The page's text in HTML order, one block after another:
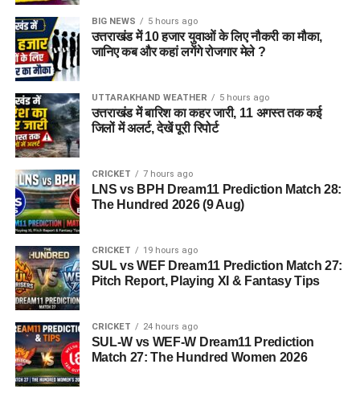
राज्य आपदा प्रबंधन तंत्र और जिला प्रशासन को संवेदनशील इलाकों में
सतर्क रहने के निर्देश दिए गए हैं। साथ ही भूस्खलन संभावित क्षेत्रों पर
लगातार निगरानी रखी जा रही है, ताकि किसी भी आपात स्थिति से समय
रहते निपटा जा सके।
मौसम विभाग और प्रशासन की ताजा
एडवाइजरी देखने की अपील
प्रशासन ने चारधाम यात्रा पर जाने वाले श्रद्धालुओं और अन्य यात्रियों से
अपील की है कि वे यात्रा शुरू करने से पहले मौसम विभाग और प्रशासन की
ताजा एडवाइजरी जरूर देखें। जब तक मौसम अनुकूल नहीं हो जाता, तब
तक अनावश्यक यात्रा से बचें और केवल आधिकारिक सूचना के आधार पर
ही आगे की योजना बनाएं।
BIG NEWS 5 hours ago
उत्तराखंड में 10 हजार युवाओं के लिए नौकरी का मौका,
जानिए कब और कहां लगेंगे रोजगार मेले ?
UTTARAKHAND WEATHER 5 hours ago
उत्तराखंड में बारिश का कहर जारी, 11 अगस्त तक कई
जिलों में अलर्ट, देखें पूरी रिपोर्ट
CRICKET 7 hours ago
LNS vs BPH Dream11 Prediction Match 28:
The Hundred 2026 (9 Aug)
CRICKET 19 hours ago
SUL vs WEF Dream11 Prediction Match 27:
Pitch Report, Playing XI & Fantasy Tips
CRICKET 24 hours ago
SUL-W vs WEF-W Dream11 Prediction
Match 27: The Hundred Women 2026